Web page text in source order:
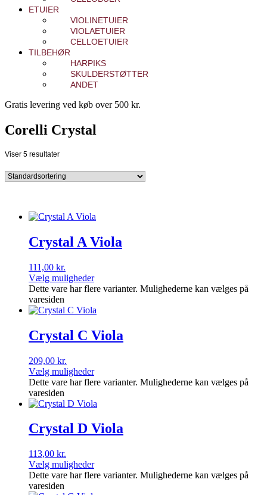
ETUIER
VIOLINETUIER
VIOLAETUIER
CELLOETUIER
TILBEHØR
HARPIKS
SKULDERSTØTTER
ANDET
Gratis levering ved køb over 500 kr.
Corelli Crystal
Viser 5 resultater
Crystal A Viola
111,00 kr.
Vælg muligheder
Dette vare har flere varianter. Mulighederne kan vælges på
varesiden
Crystal C Viola
209,00 kr.
Vælg muligheder
Dette vare har flere varianter. Mulighederne kan vælges på
varesiden
Crystal D Viola
113,00 kr.
Vælg muligheder
Dette vare har flere varianter. Mulighederne kan vælges på
varesiden